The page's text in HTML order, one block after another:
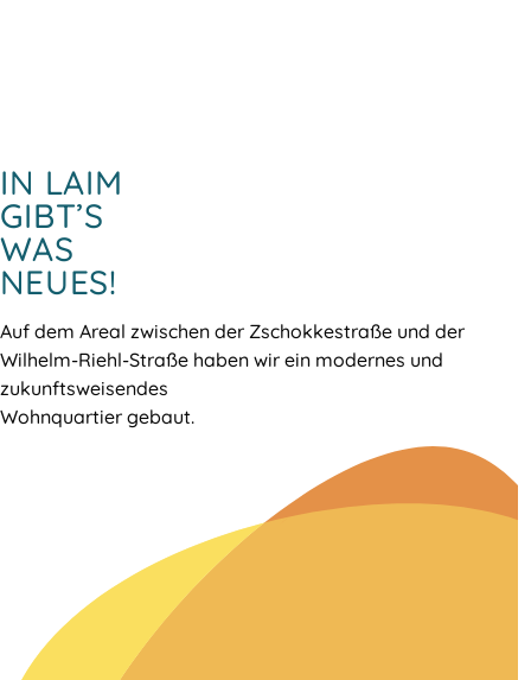
IN LAIM
GIBT’S
WAS
NEUES!
Auf dem Areal zwischen der Zschokkestraße und der
Wilhelm-Riehl-Straße haben wir ein modernes und
zukunftsweisendes
Wohnquartier gebaut.